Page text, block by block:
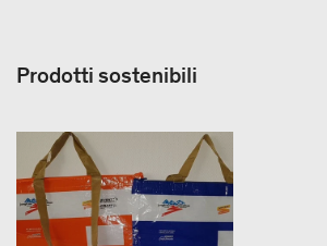
Prodotti sostenibili